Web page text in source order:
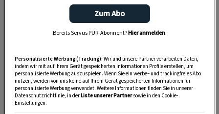
Anzeige
Zum Abo
Bereits Servus PUR-Abonnent?Hier anmelden.
Personalisierte Werbung (Tracking): Wir und unsere Partner verarbeiten Daten,
indem wir mit auf Ihrem Gerät gespeicherten Informationen Profile erstellen, um
personalisierte Werbung auszuspielen. Wenn Sie ein werbe– und trackingfreies Abo
nutzen, werden von uns keine auf Ihrem Gerät gespeicherten Informationen für
personalisierte Werbung verwendet. Weitere Informationen finden Sie in unserer
Datenschutzrichtlinie, in derListe unserer Partnersowie in den Cookie-
Einstellungen.